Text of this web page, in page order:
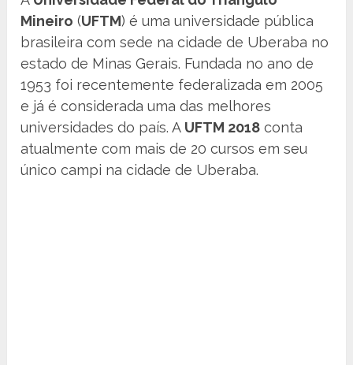
Mineiro (UFTM) é uma universidade pública
brasileira com sede na cidade de Uberaba no
estado de Minas Gerais. Fundada no ano de
1953 foi recentemente federalizada em 2005
e já é considerada uma das melhores
universidades do país. A UFTM 2018 conta
atualmente com mais de 20 cursos em seu
único campi na cidade de Uberaba.